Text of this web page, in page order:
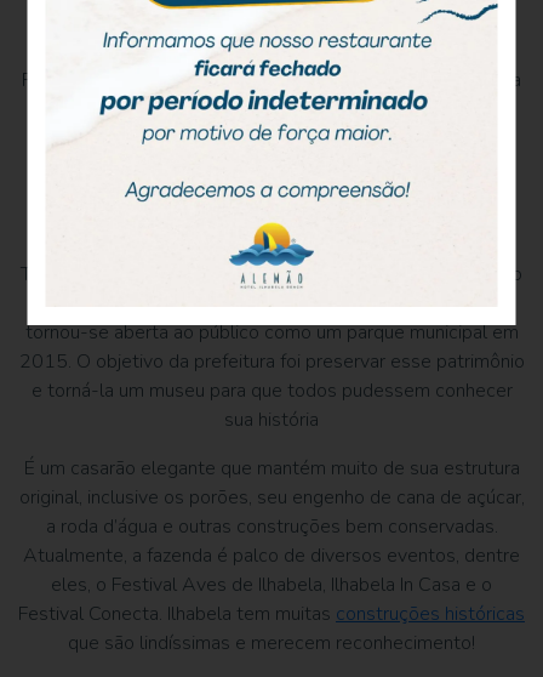
A Fazenda Engenho D’Água, chamada inicialmente de
Fazenda São Matias, foi construída no século XVII. Com uma
área de aproximadamente 43,5 mil m², possui a casa sede
construída com alvenaria de pedra e cal e de pau-a-pique,
importante produtora de açúcar e aguardente, essencial
para a economia da Ilha que sobrevivia da agricultura.
Tombada em 1945 pelo Conselho de Defesa do Patrimônio
Histórico Arqueológico, Artístico e Turístico (Condephaat),
tornou-se aberta ao público como um parque municipal em
2015. O objetivo da prefeitura foi preservar esse patrimônio
e torná-la um museu para que todos pudessem conhecer
sua história
É um casarão elegante que mantém muito de sua estrutura
original, inclusive os porões, seu engenho de cana de açúcar,
a roda d’água e outras construções bem conservadas.
Atualmente, a fazenda é palco de diversos eventos, dentre
eles, o Festival Aves de Ilhabela, Ilhabela In Casa e o
Festival Conecta. Ilhabela tem muitas construções históricas
que são lindíssimas e merecem reconhecimento!